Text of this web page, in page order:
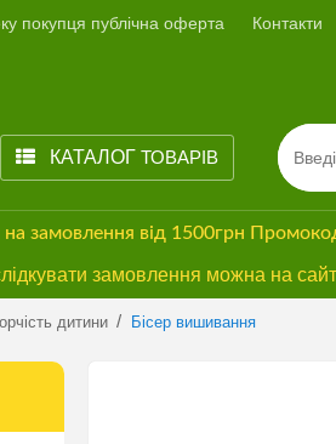
покупця публічна оферта Контакти
КАТАЛОГТОВАРІВ
на замовлення від 1500грн
замовлення можна на
дитини / Бісер вишивання